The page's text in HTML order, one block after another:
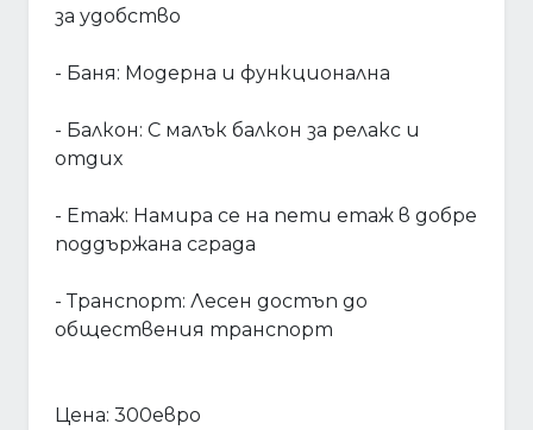
за удобство
- Баня: Модерна и функционална
- Балкон: С малък балкон за релакс и
отдих
- Етаж: Намира се на пети етаж в добре
поддържана сграда
- Транспорт: Лесен достъп до
обществения транспорт
Цена: 300евро